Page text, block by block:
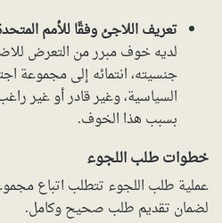
تعريف اللاجئ وفقًا للأمم
لديه خوف مبرر من التعرض
جنسيته، انتمائه إلى مجموعة
السياسية، وغير قادر أو غير
بسبب هذا الخوف.
خطوات طلب اللجوء
عملية طلب اللجوء تتطلب اتباع
لضمان تقديم طلب صحيح وكامل.